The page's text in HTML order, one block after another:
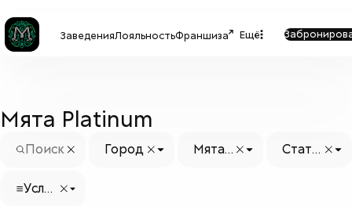
ЗаведенияЛояльностьФраншиза Ещё
Мята Platinum
Город
Мята
Стату
Услуг